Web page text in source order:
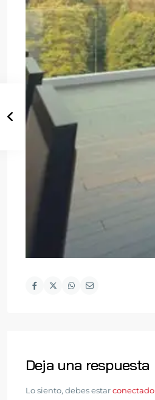
Deja una respuesta
Lo siento, debes estarconectado